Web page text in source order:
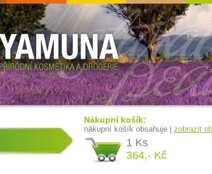
Nákupní košík:
nákupní košík obsahuje | zobrazit
1 Ks
364,- Kč